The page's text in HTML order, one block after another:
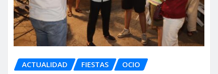
ACTUALIDAD FIESTAS OCIO